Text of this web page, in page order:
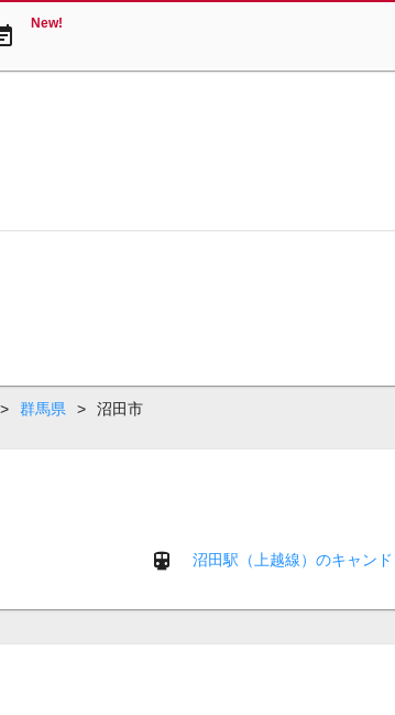
New!
> 群馬県 > 沼田市
沼田駅（上越線）のキャン